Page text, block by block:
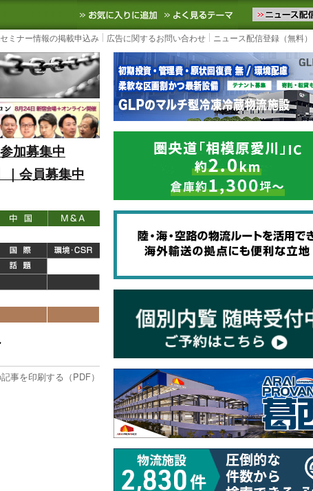
イト
SCMなど国内外の最新の物流ニュースをお届けします。物
お気に入りに追加 よく見るテー
ミナー情報の掲載申込み 広告に関するお問い合わせ ニュース配信登録（無料）
加募集中
｜会員募集中
事を印刷する（PDF）